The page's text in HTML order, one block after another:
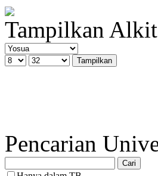
Tampilkan
Pencarian